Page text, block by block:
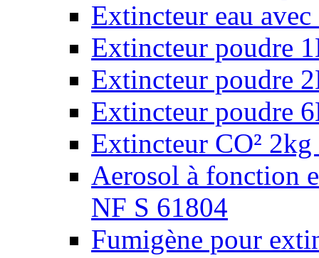
Extincteur eau
Extincteur poudre
Extincteur poudre
Extincteur poudre
Extincteur CO²
Aerosol à fonction
NF S 61804
Fumigène pour